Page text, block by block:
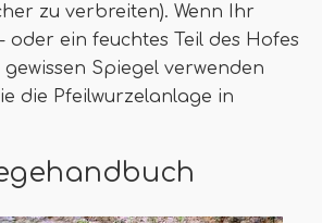
zu verbreiten). Wenn Ihr
oder ein feuchtes Teil des Hofes
Spiegel verwenden
die Pfeilwurzelanlage in